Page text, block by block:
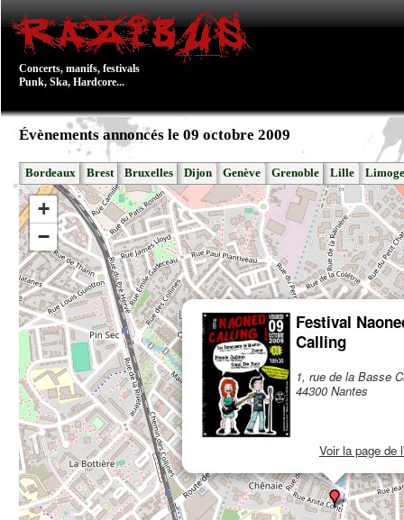
Concerts, manifs, festivals
Punk, Ska, Hardcore...
Évènements annoncés le 09 octobre 2009
Bordeaux Brest Bruxelles Dijon Genève Grenoble Lille
Festival
Calling
1, rue de la Basse
44300 Nantes
Voir la page de
+
−